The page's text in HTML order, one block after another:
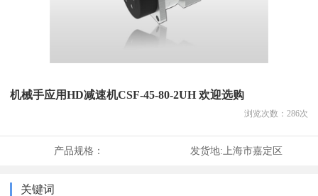
机械手应用HD减速机CSF-45-80-2UH 欢迎选购
浏览次数： 286次
产品规格： 发货地: 上海市嘉定区
关键词